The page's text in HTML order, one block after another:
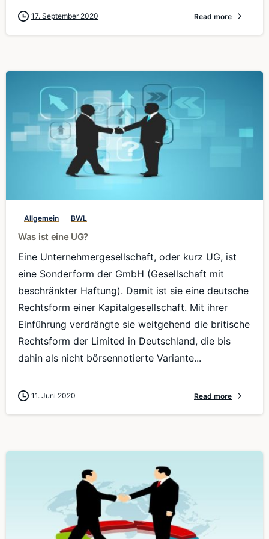
17. September 2020 Read more
Allgemein BWL
Was ist eine UG?
Eine Unternehmergesellschaft, oder kurz UG, ist
eine Sonderform der GmbH (Gesellschaft mit
beschränkter Haftung). Damit ist sie eine deutsche
Rechtsform einer Kapitalgesellschaft. Mit ihrer
Einführung verdrängte sie weitgehend die britische
Rechtsform der Limited in Deutschland, die bis
dahin als nicht börsennotierte Variante...
11. Juni 2020 Read more